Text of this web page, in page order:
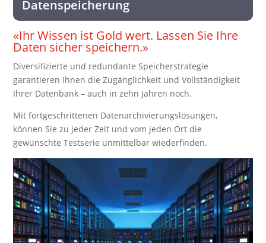
Datenspeicherung
«Ihr Wissen ist Gold wert. Lassen Sie Ihre
Daten sicher speichern.»
Diversifizierte und redundante Speicherstrategie
garantieren Ihnen die Zugänglichkeit und Vollständigkeit
Ihrer Datenbank – auch in zehn Jahren noch.
Mit fortgeschrittenen Datenarchivierungslösungen,
können Sie zu jeder Zeit und vom jeden Ort die
gewünschte Testserie unmittelbar wiederfinden.